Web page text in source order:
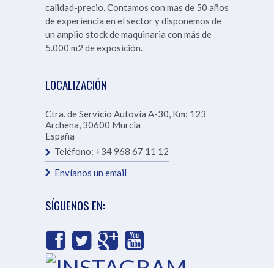
calidad-precio. Contamos con mas de 50 años
de experiencia en el sector y disponemos de
un amplio stock de maquinaria con más de
5.000 m2 de exposición.
LOCALIZACIÓN
Ctra. de Servicio Autovía A-30, Km: 123
Archena, 30600 Murcia
España
Teléfono: +34 968 67 11 12
Envíanos un email
SÍGUENOS EN: